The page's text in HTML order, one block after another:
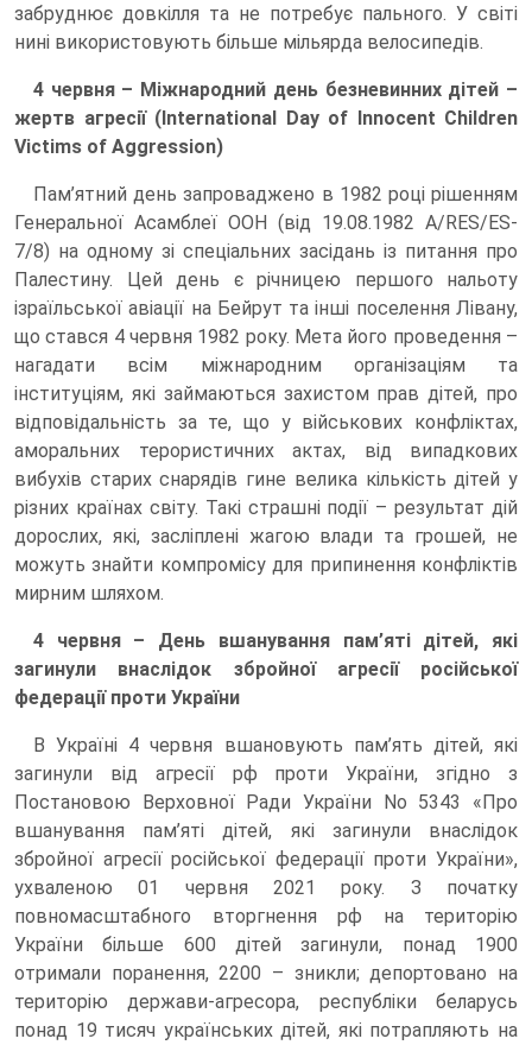
забруднює довкілля та не потребує пального. У світі
нині використовують більше мільярда велосипедів.
4 червня – Міжнародний день безневинних дітей –
жертв агресії (International Day of Innocent Children
Victims of Aggression)
Пам’ятний день запроваджено в 1982 році рішенням
Генеральної Асамблеї ООН (від 19.08.1982 A/RES/ES-
7/8) на одному зі спеціальних засідань із питання про
Палестину. Цей день є річницею першого нальоту
ізраїльської авіації на Бейрут та інші поселення Лівану,
що стався 4 червня 1982 року. Мета його проведення –
нагадати всім міжнародним організаціям та
інституціям, які займаються захистом прав дітей, про
відповідальність за те, що у військових конфліктах,
аморальних терористичних актах, від випадкових
вибухів старих снарядів гине велика кількість дітей у
різних країнах світу. Такі страшні події – результат дій
дорослих, які, засліплені жагою влади та грошей, не
можуть знайти компромісу для припинення конфліктів
мирним шляхом.
4 червня – День вшанування пам’яті дітей, які
загинули внаслідок збройної агресії російської
федерації проти України
В Україні 4 червня вшановують пам’ять дітей, які
загинули від агресії рф проти України, згідно з
Постановою Верховної Ради України No 5343 «Про
вшанування пам’яті дітей, які загинули внаслідок
збройної агресії російської федерації проти України»,
ухваленою 01 червня 2021 року. З початку
повномасштабного вторгнення рф на територію
України більше 600 дітей загинули, понад 1900
отримали поранення, 2200 – зникли; депортовано на
територію держави-агресора, республіки беларусь
понад 19 тисяч українських дітей, які потрапляють на